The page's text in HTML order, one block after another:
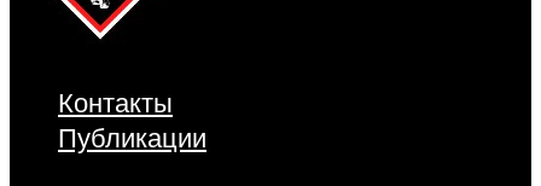
Контакты
Публикации